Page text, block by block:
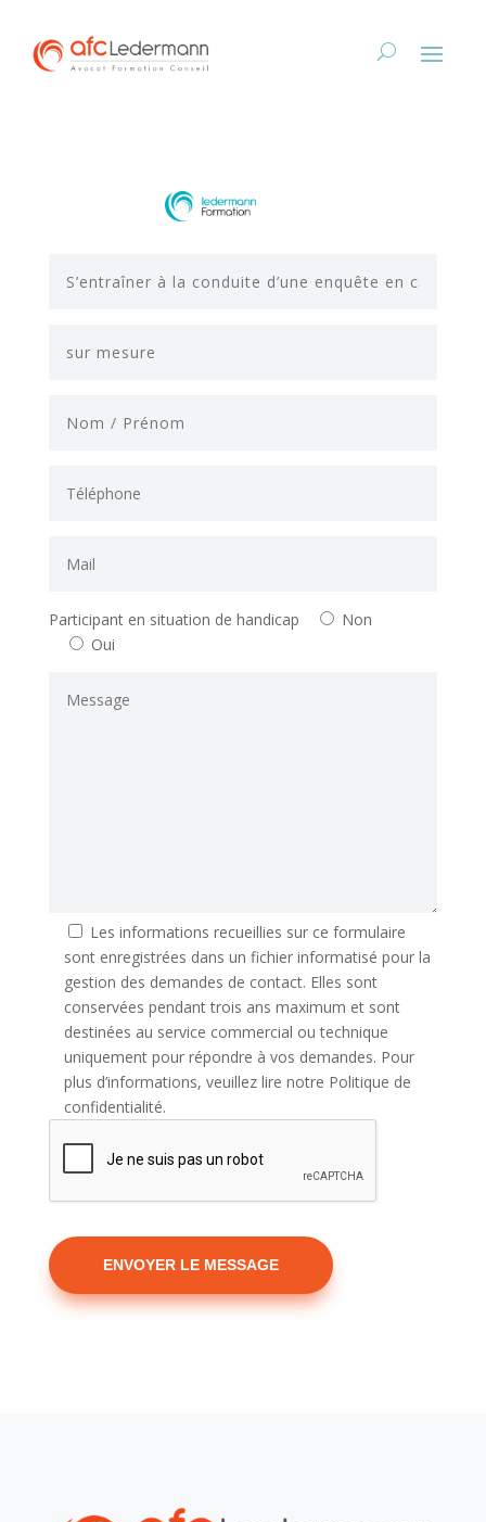
Participant en situation de handicap
Non
Oui
Les informations recueillies sur ce formulaire
sont enregistrées dans un fichier informatisé pour la
gestion des demandes de contact. Elles sont
conservées pendant trois ans maximum et sont
destinées au service commercial ou technique
uniquement pour répondre à vos demandes. Pour
plus d’informations, veuillez lire notre Politique de
confidentialité.